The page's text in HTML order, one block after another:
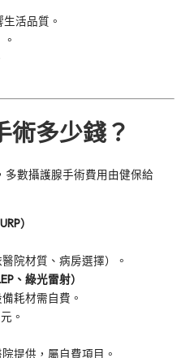
活品質。
術多少錢？
多數攝護腺手術費用由健保給
）
院材質、病房選擇）。
、綠光雷射）
耗材需自費。
。
提供，屬自費項目。